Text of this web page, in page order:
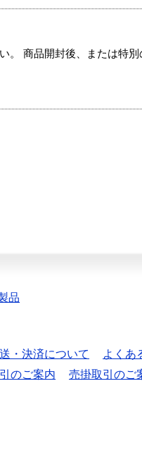
。 商品開封後、または特
品
・決済について
よくあ
のご案内 売掛取引のご